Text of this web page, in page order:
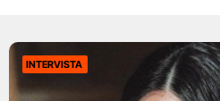
INTERVISTA